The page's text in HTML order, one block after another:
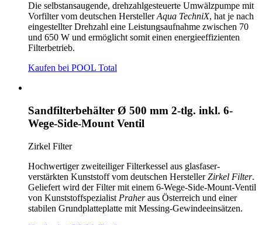
Die selbstansaugende, drehzahlgesteuerte Umwälzpumpe mit
Vorfilter vom deutschen HerstellerAqua TechniX, hat je nach
eingestellter Drehzahl eine Leistungsaufnahme zwischen 70
und 650 W und ermöglicht somit einen energieeffizienten
Filterbetrieb.
Kaufen bei POOL Total
Sandfilterbehälter Ø 500 mm 2-tlg. inkl. 6-
Wege-Side-Mount Ventil
Zirkel Filter
Hochwertiger zweiteiliger Filterkessel aus glasfaser-
verstärkten Kunststoff vom deutschen HerstellerZirkel Filter.
Geliefert wird der Filter mit einem 6-Wege-Side-Mount-Ventil
von Kunststoffspezialist Praheraus Österreich und einer
stabilen Grundplatteplatte mit Messing-Gewindeeinsätzen.